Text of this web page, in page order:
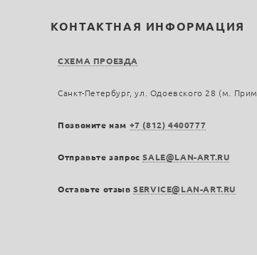
КОНТАКТНАЯ ИНФОРМАЦИЯ
СХЕМА ПРОЕЗДА
Санкт-Петербург, ул. Одоевского 28 (м.
Позвоните нам +7 (812) 4400777
Отправьте запросSALE@LAN-ART.RU
Оставьте отзывSERVICE@LAN-ART.RU